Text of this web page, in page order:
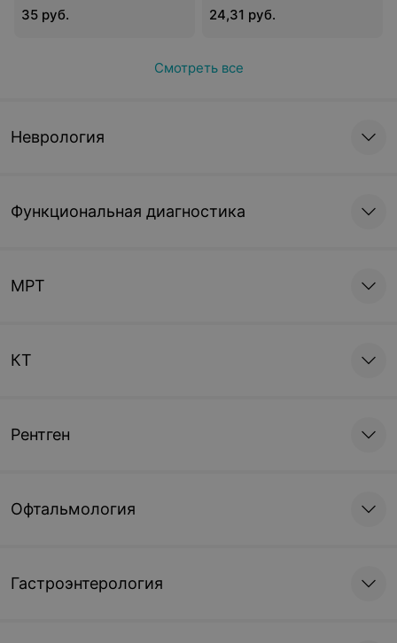
35 руб. 24,31 руб.
Смотреть все
Неврология
Функциональная диагностика
МРТ
КТ
Рентген
Офтальмология
Гастроэнтерология